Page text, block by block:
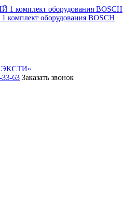
оборудования BOSCH
ЭКСТИ»
33-63 Заказать звонок